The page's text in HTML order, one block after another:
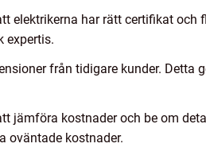
elektrikerna har rätt certifikat
expertis.
från tidigare kunder.
jämföra kostnader och be om
oväntade kostnader.